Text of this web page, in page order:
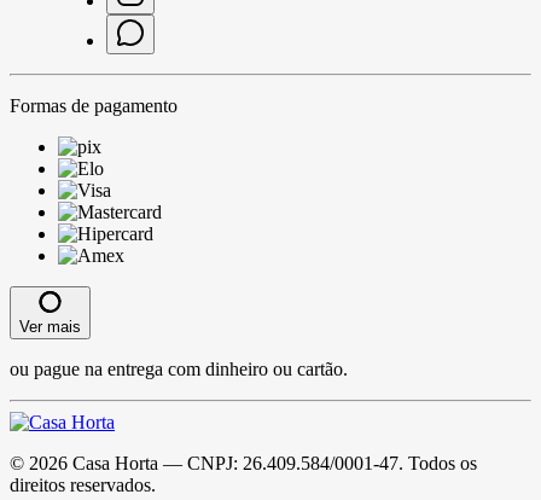
Formas de pagamento
Ver mais
ou pague na entrega com dinheiro ou cartão.
© 2026 Casa Horta — CNPJ: 26.409.584/0001-47. Todos os
direitos reservados.